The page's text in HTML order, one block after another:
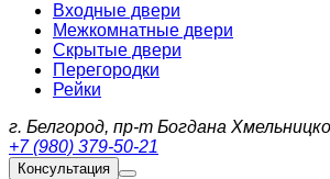
Входные двери
Межкомнатные двери
Скрытые двери
Перегородки
Рейки
г. Белгород, пр-т Богдана
+7 (980) 379-50-21
Консультация